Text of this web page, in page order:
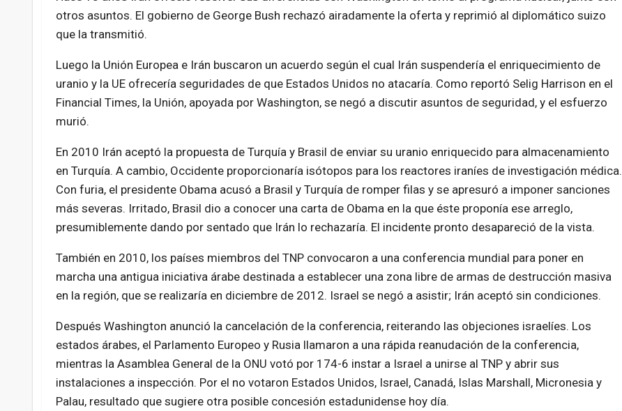
otros asuntos. El gobierno de George Bush rechazó airadamente la oferta y reprimió al diplomático suizo
que la transmitió.
Luego la Unión Europea e Irán buscaron un acuerdo según el cual Irán suspendería el enriquecimiento de
uranio y la UE ofrecería seguridades de que Estados Unidos no atacaría. Como reportó Selig Harrison en el
Financial Times, la Unión, apoyada por Washington, se negó a discutir asuntos de seguridad, y el esfuerzo
murió.
En 2010 Irán aceptó la propuesta de Turquía y Brasil de enviar su uranio enriquecido para almacenamiento
en Turquía. A cambio, Occidente proporcionaría isótopos para los reactores iraníes de investigación médica.
Con furia, el presidente Obama acusó a Brasil y Turquía de romper filas y se apresuró a imponer sanciones
más severas. Irritado, Brasil dio a conocer una carta de Obama en la que éste proponía ese arreglo,
presumiblemente dando por sentado que Irán lo rechazaría. El incidente pronto desapareció de la vista.
También en 2010, los países miembros del TNP convocaron a una conferencia mundial para poner en
marcha una antigua iniciativa árabe destinada a establecer una zona libre de armas de destrucción masiva
en la región, que se realizaría en diciembre de 2012. Israel se negó a asistir; Irán aceptó sin condiciones.
Después Washington anunció la cancelación de la conferencia, reiterando las objeciones israelíes. Los
estados árabes, el Parlamento Europeo y Rusia llamaron a una rápida reanudación de la conferencia,
mientras la Asamblea General de la ONU votó por 174-6 instar a Israel a unirse al TNP y abrir sus
instalaciones a inspección. Por el no votaron Estados Unidos, Israel, Canadá, Islas Marshall, Micronesia y
Palau, resultado que sugiere otra posible concesión estadunidense hoy día.